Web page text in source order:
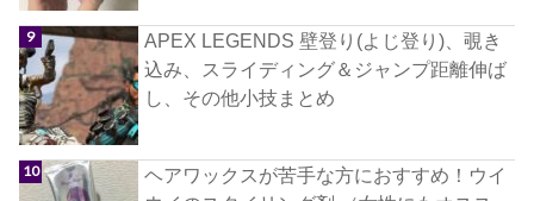
APEX LEGENDS 壁登り(よじ登り)、覗き
込み、スライディング＆ジャンプ距離伸ば
し、その他小技まとめ
ヘアワックスが苦手な方におすすめ！ウイ